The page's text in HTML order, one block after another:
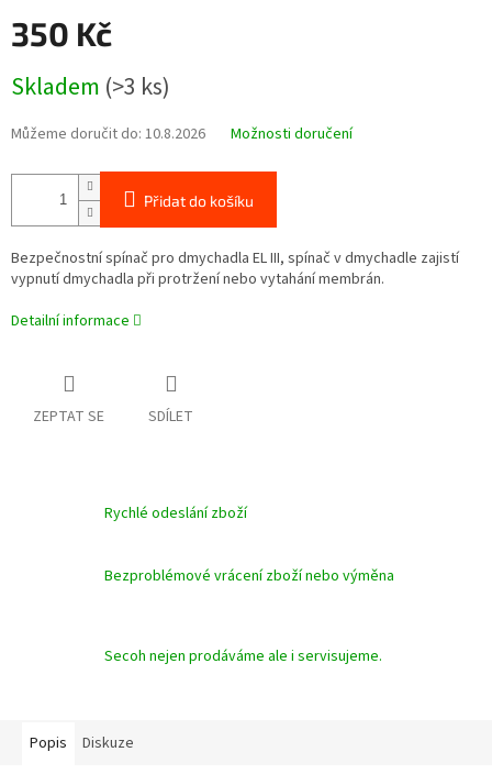
350 Kč
cena:
Skladem (>3 ks)
Můžeme doručit do: 10.8.2026 Možnosti doručení
Přidat do košíku
Bezpečnostní spínač pro dmychadla EL III, spínač v dmychadle zajistí
vypnutí dmychadla při protržení nebo vytahání membrán.
Detailní informace
ZEPTAT SE SDÍLET
Rychlé odeslání zboží
Bezproblémové vrácení zboží nebo výměna
Secoh nejen prodáváme ale i servisujeme.
Popis Diskuze